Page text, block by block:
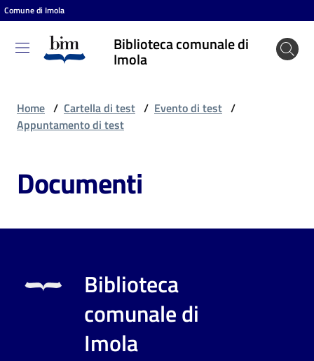
Vai al contenuto
Vai alla navigazione
Vai al footer
Comune di Imola
Biblioteca comunale di
Imola
Biblioteca
comunale
puoi
Home / Cartella di test / Evento di test /
Appuntamento di test
Documenti
Biblioteca
comunale di
Imola